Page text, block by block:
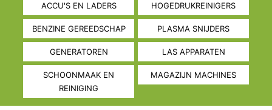
ACCU'S EN LADERS HOGEDRUKREINIGERS
BENZINE GEREEDSCHAP PLASMA SNIJDERS
GENERATOREN LAS APPARATEN
SCHOONMAAK EN
REINIGING
MAGAZIJN MACHINES